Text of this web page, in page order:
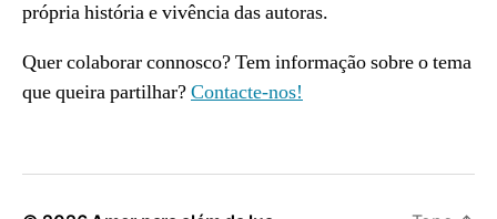
própria história e vivência das autoras.
Quer colaborar connosco? Tem informação sobre o tema
que queira partilhar?Contacte-nos!